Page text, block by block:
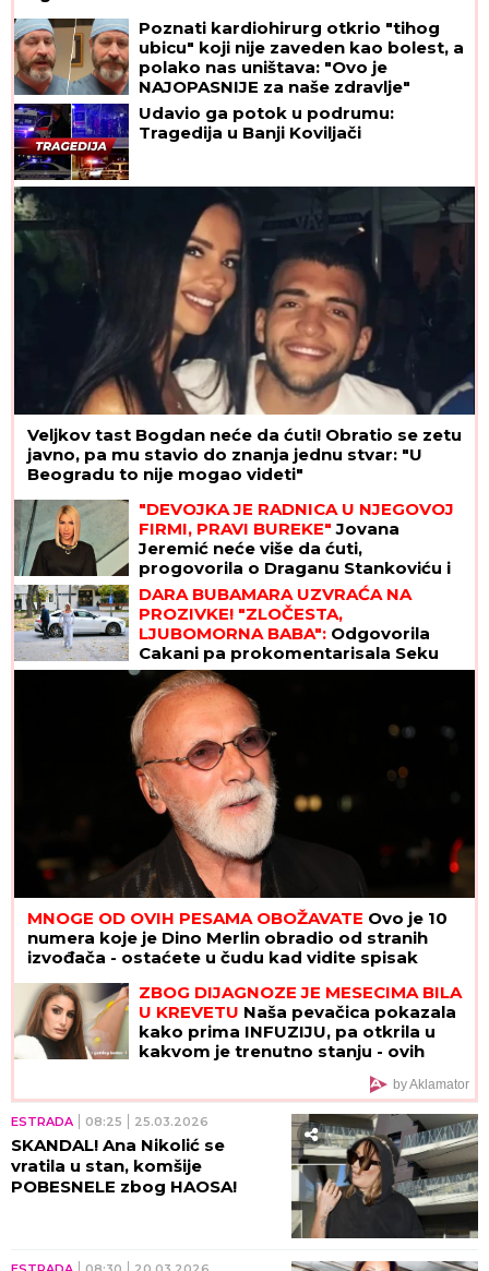
Poznati kardiohirurg otkrio "tihog
ubicu" koji nije zaveden kao bolest, a
polako nas uništava: "Ovo je
NAJOPASNIJE za naše zdravlje"
Udavio ga potok u podrumu:
Tragedija u Banji Koviljači
Veljkov tast Bogdan neće da ćuti! Obratio se zetu
javno, pa mu stavio do znanja jednu stvar: "U
Beogradu to nije mogao videti"
"DEVOJKA JE RADNICA U NJEGOVOJ
FIRMI, PRAVI BUREKE" Jovana
Jeremić neće više da ćuti,
progovorila o Draganu Stankoviću i
veridbi: "Poklanjam mu titulu bivšeg
dečka JJ"
DARA BUBAMARA UZVRAĆA NA
PROZIVKE! "ZLOČESTA,
LJUBOMORNA BABA": Odgovorila
Cakani pa prokomentarisala Seku
Aleksić
MNOGE OD OVIH PESAMA OBOŽAVATE Ovo je 10
numera koje je Dino Merlin obradio od stranih
izvođača - ostaćete u čudu kad vidite spisak
ZBOG DIJAGNOZE JE MESECIMA BILA
U KREVETU Naša pevačica pokazala
kako prima INFUZIJU, pa otkrila u
kakvom je trenutno stanju - ovih
by Aklamator
ESTRADA 08:25 25.03.2026
SKANDAL! Ana Nikolić se
vratila u stan, komšije
POBESNELE zbog HAOSA!